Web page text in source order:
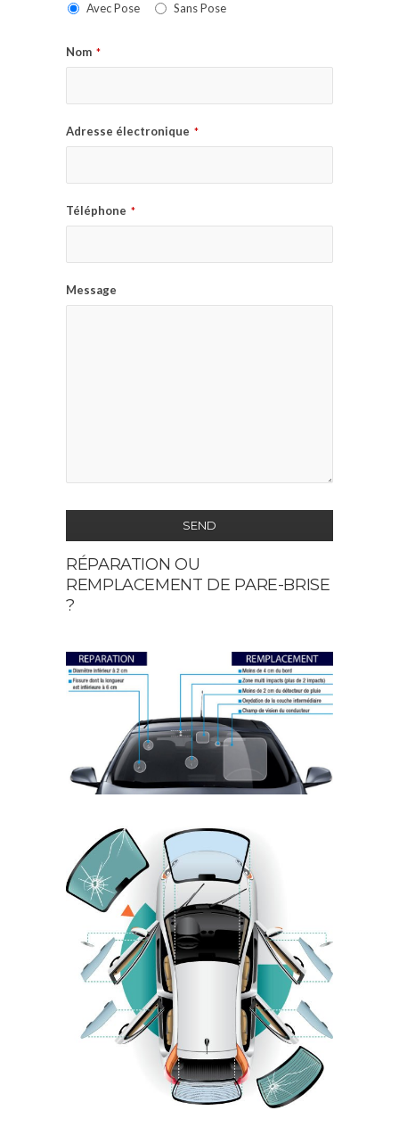
Avec Pose Sans Pose
Nom *
Adresse électronique *
Téléphone *
Message
SEND
This
field
should
left
blank
RÉPARATION OU
REMPLACEMENT DE PARE-BRISE
?